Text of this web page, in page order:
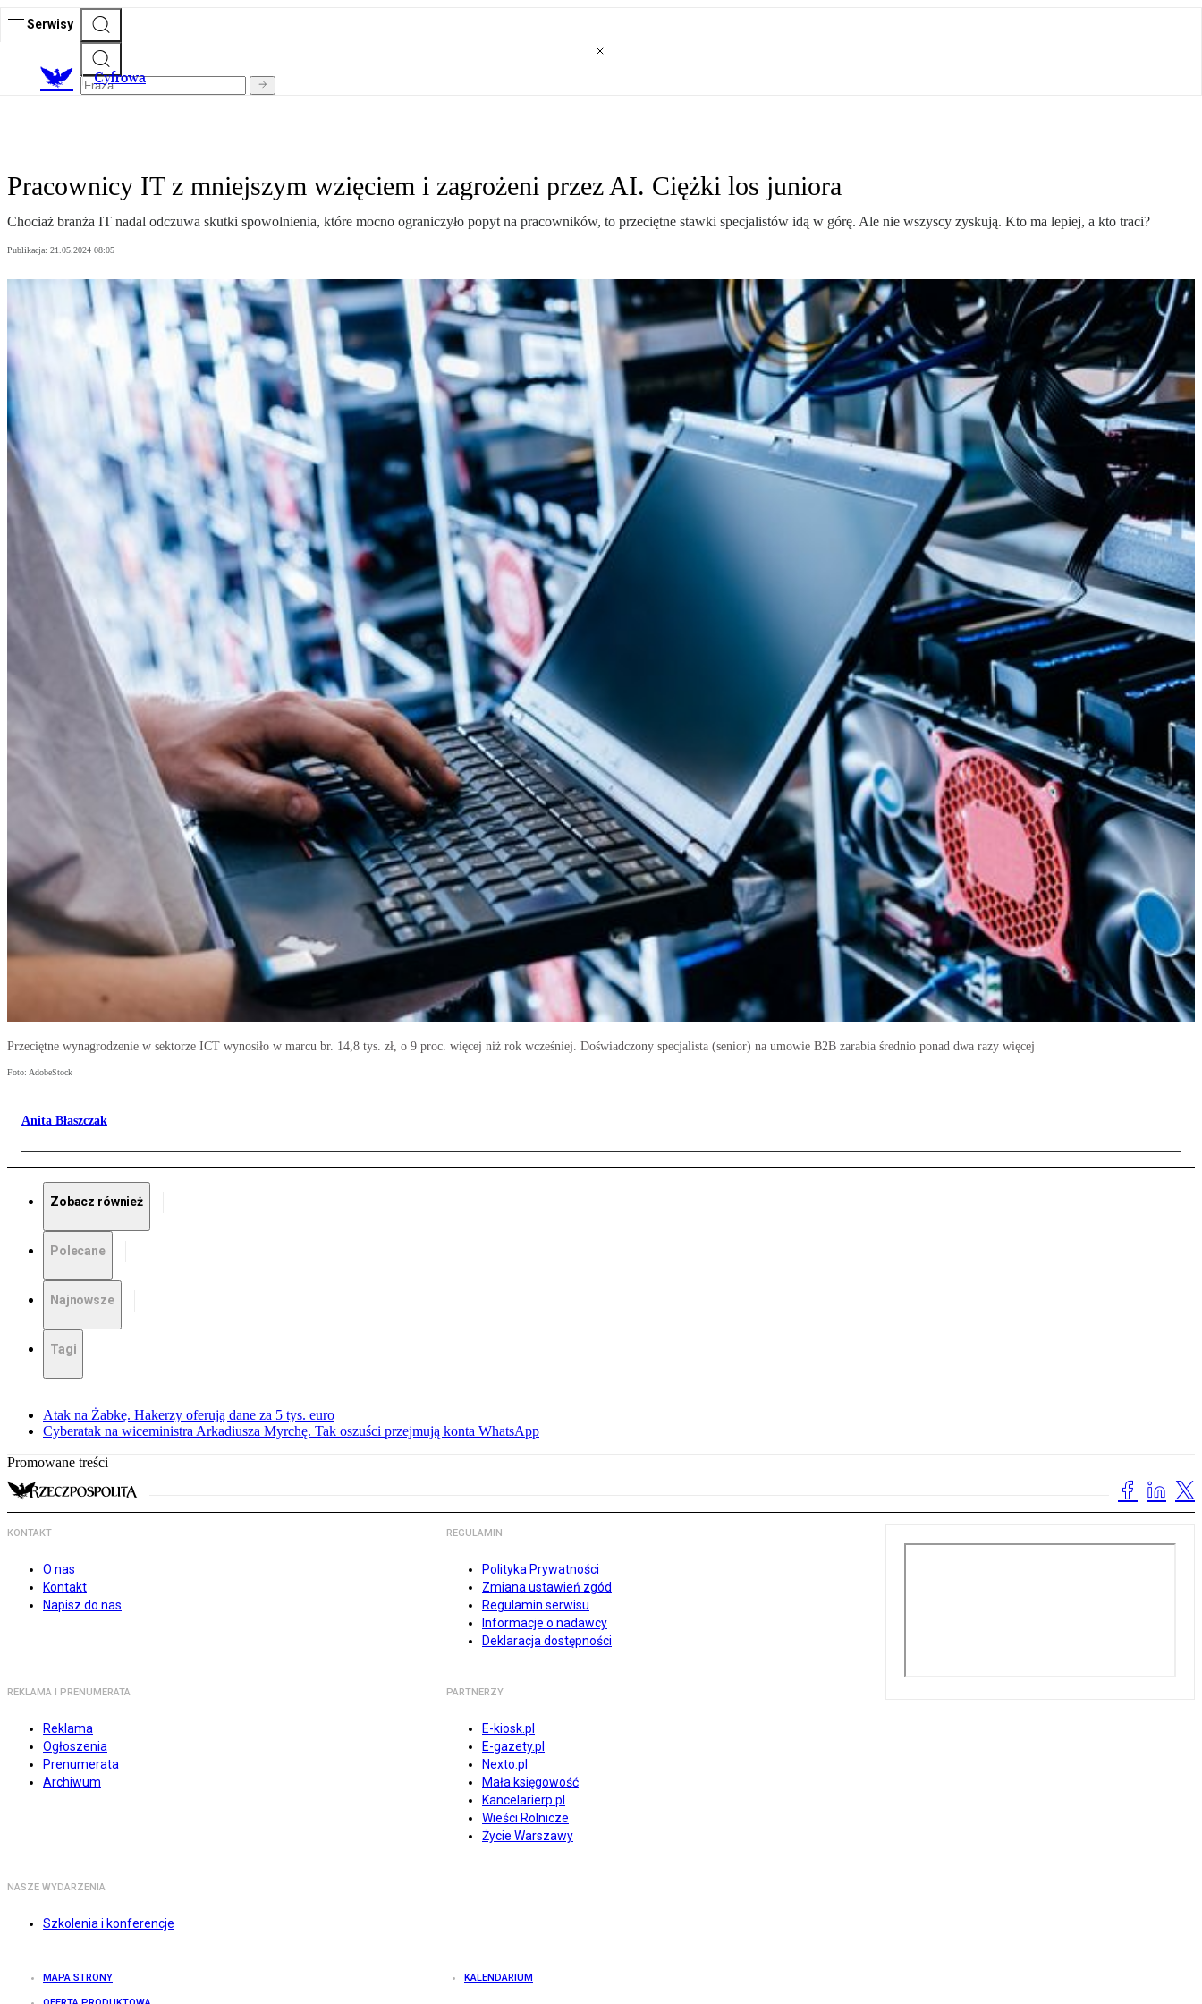
Serwisy
Cyfrowa
Pracownicy IT z mniejszym wzięciem i zagrożeni przez AI. Ciężki los juniora
Chociaż branża IT nadal odczuwa skutki spowolnienia, które mocno ograniczyło popyt na pracowników, to przeciętne stawki specjalistów idą w górę. Ale nie wszyscy zyskują. Kto ma lepiej, a kto traci?
Publikacja: 21.05.2024 08:05
Przeciętne wynagrodzenie w sektorze ICT wynosiło w marcu br. 14,8 tys. zł, o 9 proc. więcej niż rok wcześniej. Doświadczony specjalista (senior) na umowie B2B zarabia średnio ponad dwa razy więcej
Foto: AdobeStock
Anita Błaszczak
Zobacz również
Polecane
Najnowsze
Tagi
Atak na Żabkę. Hakerzy oferują dane za 5 tys. euro
Cyberatak na wiceministra Arkadiusza Myrchę. Tak oszuści przejmują konta WhatsApp
Promowane treści
KONTAKT
O nas
Kontakt
Napisz do nas
REGULAMIN
Polityka Prywatności
Zmiana ustawień zgód
Regulamin serwisu
Informacje o nadawcy
Deklaracja dostępności
REKLAMA I PRENUMERATA
Reklama
Ogłoszenia
Prenumerata
Archiwum
PARTNERZY
E-kiosk.pl
E-gazety.pl
Nexto.pl
Mała księgowość
Kancelarierp.pl
Wieści Rolnicze
Życie Warszawy
NASZE WYDARZENIA
Szkolenia i konferencje
MAPA STRONY KALENDARIUM